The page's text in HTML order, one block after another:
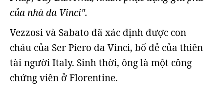
của nhà da Vinci".
Vezzosi và Sabato đã xác định được con
cháu của Ser Piero da Vinci, bố đẻ của thiên
tài người Italy. Sinh thời, ông là một công
chứng viên ở Florentine.